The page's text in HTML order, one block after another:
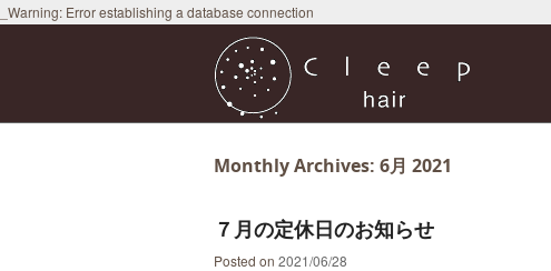
_Warning: Error establishing a database connection
Monthly Archives: 6月 2021
７月の定休日のお知らせ
Posted on 2021/06/28